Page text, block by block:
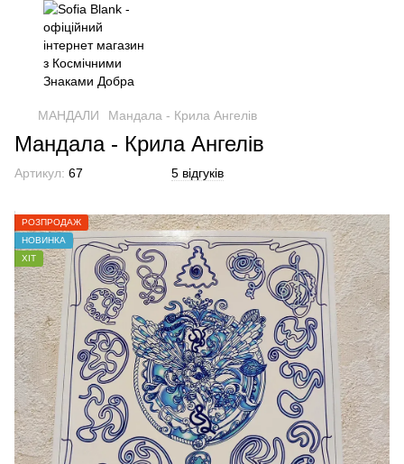
МАНДАЛИ Мандала - Крила Ангелів
Мандала - Крила Ангелів
Артикул: 67 5 відгуків
РОЗПРОДАЖ
НОВИНКА
ХІТ